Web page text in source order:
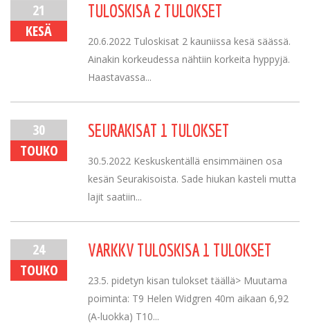
21
KESÄ
TULOSKISA 2 TULOKSET
20.6.2022 Tuloskisat 2 kauniissa kesä säässä.
Ainakin korkeudessa nähtiin korkeita hyppyjä.
Haastavassa...
30
TOUKO
SEURAKISAT 1 TULOKSET
30.5.2022 Keskuskentällä ensimmäinen osa
kesän Seurakisoista. Sade hiukan kasteli mutta
lajit saatiin...
24
TOUKO
VARKKV TULOSKISA 1 TULOKSET
23.5. pidetyn kisan tulokset täällä> Muutama
poiminta: T9 Helen Widgren 40m aikaan 6,92
(A-luokka) T10...